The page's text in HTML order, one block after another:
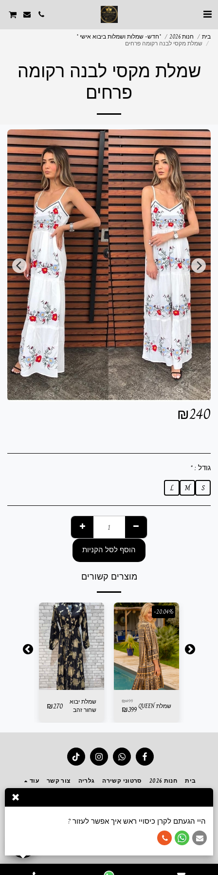
בית חנות 2026 *חדש- שמלות ושמלות ביבוא אישי *
שמלת מקסי לבנה רקומה פרחים
שמלת מקסי לבנה רקומה
פרחים
₪240
גודל :*
S
M
L
הוסף לסל הקניות
מוצרים קשורים
-20.04%
שמלת QUEEN
₪499
₪399
שמלת יבוא
שחור זהב
₪270
בית חנות 2026 סרטוני קשירה גלריה צור קשר עוד
זכויות יוצרים © 2026 כל הזכויות שמורות -
Keren accessories כיסויי ראש ושמלות צנועות
היי הגעתם לקרן כיסויי ראש איך אפשר לעזור ?